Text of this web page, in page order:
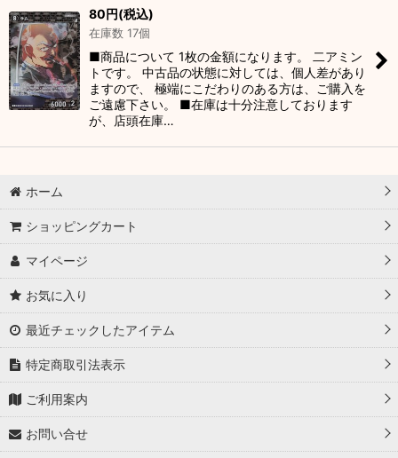
80円(税込)
在庫数 17個
■商品について 1枚の金額になります。 二アミン
トです。 中古品の状態に対しては、個人差があり
ますので、 極端にこだわりのある方は、ご購入を
ご遠慮下さい。 ■在庫は十分注意しております
が、店頭在庫…
ホーム
ショッピングカート
マイページ
お気に入り
最近チェックしたアイテム
特定商取引法表示
ご利用案内
お問い合せ